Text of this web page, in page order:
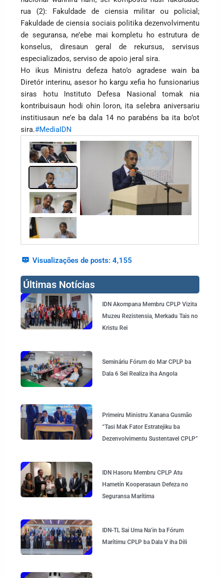
rua (2): Fakuldade de ciensia militar ou policial;
Fakuldade de ciensia sociais politika dezenvolvimentu
de seguransa, ne’ebe mai kompletu ho estrutura de
konselus, diresaun geral de rekursus, servisus
especializados, serviso de apoio jeral sira.
Ho ikus Ministru defeza hato’o agradese wain ba
Diretór interinu, asesor ho kargu xefia ho funsionarius
siras hotu Instituto Defesa Nasional tomak nia
kontribuisaun hodi ohin loron, ita selebra aniversariu
institiusaun ne’e ba dala 14 no parabéns ba ita bo’ot
sira.#MediaIDN
Visualizações de posts: 4,155
Últimas Notícias
IDN Akompana Membru CPLP Vizita
Muzeu Rezistensia, Merkadu Tais no
Kristu Rei
Semináriu Fórum do Mar CPLP ba
Dala 6 Sei Realiza iha Angola
Primeiru Ministru Xanana Gusmão
“Tasi Mak Fator Estratejiku ba
Dezenvolvimentu Sustentavel CPLP”
IDN Hasoru Membru CPLP Atu
Hametín Kooperasaun Defeza no
Seguransa Marítima
IDN-TL Sai Uma Na’in ba Fórum
Marítimu CPLP ba Dala V iha Dili
Page